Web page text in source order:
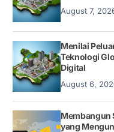
August 7,
Menilai
Teknologi
Digital
August 6,
Membangun
yang